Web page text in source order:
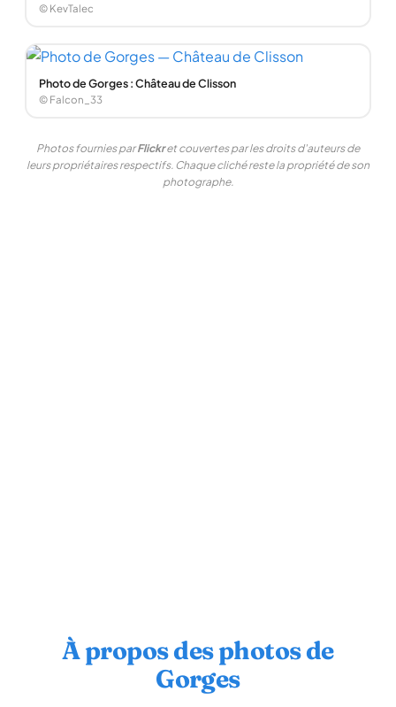
© KevTalec
Photo de Gorges : Château de Clisson
© Falcon_33
Photos fournies parFlickret couvertes par les droits d'auteurs de
leurs propriétaires respectifs. Chaque cliché reste la propriété de son
photographe.
À propos des photos de
Gorges